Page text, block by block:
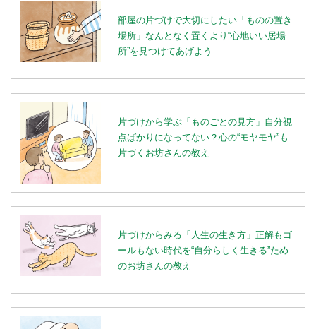
部屋の片づけで大切にしたい「ものの置き
場所」なんとなく置くより“心地いい居場
所”を見つけてあげよう
片づけから学ぶ「ものごとの見方」自分視
点ばかりになってない？心の“モヤモヤ”も
片づくお坊さんの教え
片づけからみる「人生の生き方」正解もゴ
ールもない時代を“自分らしく生きる”ため
のお坊さんの教え